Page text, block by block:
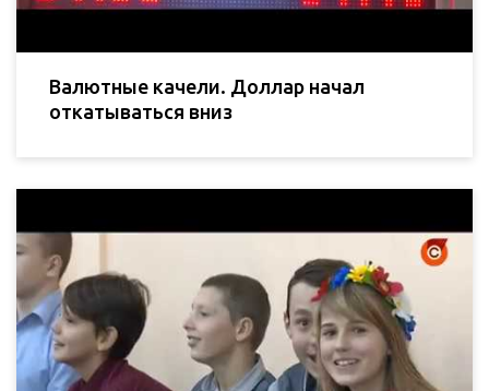
Валютные качели. Доллар начал
откатываться вниз